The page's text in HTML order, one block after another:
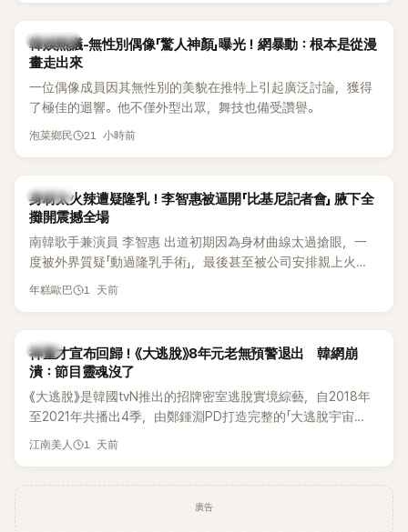
形容整場演出「就像一場豪華KTV」。
熱議討論
韓娛熱議-無性別偶像「驚人神顏」曝光！網暴動：根本是從漫
畫走出來
一位偶像成員因其無性別的美貌在推特上引起廣泛討論，獲得
了極佳的迴響。他不僅外型出眾，舞技也備受讚譽。
泡菜鄉民 21 小時前
K-POP
身材太火辣遭疑隆乳！李智惠被逼開「比基尼記者會」 腋下全
攤開震撼全場
南韓歌手兼演員 李智惠 出道初期因為身材曲線太過搶眼，一
度被外界質疑「動過隆乳手術」，最後甚至被公司安排親上火
線，召開前所未見的「泳裝記者會」澄清。這場記者會後來還被
熱議。 2日播出的 SBS 綜藝節目《我的經紀人太難搞－秘書
鎮》，邀請同時兼顧工作與育兒的演藝圈代表「媽媽群」——李智
惠、李賢怡、李恩亨，以第13位「My Star」身分登場，分享最真
實的生活日常。 節目一開始，李瑞鎮 率先與李智惠會合，兩人
邊搭車邊聊天，氣氛輕鬆。聊到最近的新聞，李瑞鎮突然直球
發問：「妳不是上新聞了？說妳去做整形？是人中縮短手術嗎？」
惠也毫不閃躲，淡定接招，兩人鬥嘴默契十足。 話題接著一路
延燒到過去的爭議。李瑞鎮脫口補刀：「妳以前不是還在游泳池
年糕歐巴 1 天前
韓星
神童才宣布回歸！《大逃脫》8年元老無預警退出 韓網崩
潰：節目靈魂沒了
《大逃脫》是韓國tvN推出的招牌密室逃脫實境綜藝，自2018年
至2021年共播出4季，由鄭鍾淵PD打造完整的「大逃脫宇宙
（DTCU）」，憑藉燒腦劇情、電影級場景與龐大世界觀，累積
江南美人 1 天前
廣告